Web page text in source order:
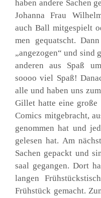
haben ande­re Sachen
Johan­na Frau
auch Ball mit­ge­spielt
men gequatscht.
„ange­zo­gen“ und sind
ande­ren aus Spaß
soooo viel Spaß!
alle und haben uns
Gil­let hat­te eine
Comics mit­ge­bracht,
genom­men hat und
gele­sen hat. Am
Sachen gepackt und
saal gegan­gen. Dort
lan­gen
Früh­stück gemacht.